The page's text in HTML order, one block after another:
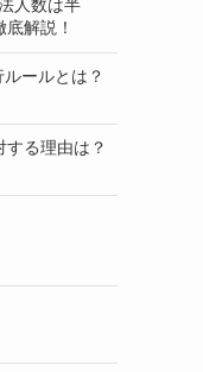
人数は半
解説！
ールとは？
する理由は？